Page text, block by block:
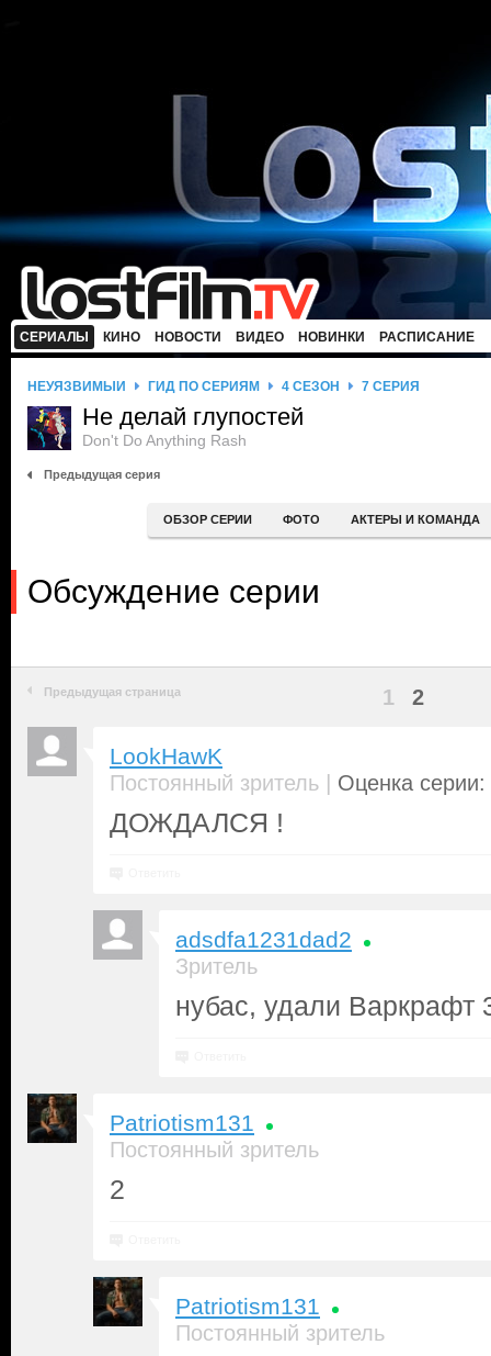
СЕРИАЛЫ КИНО НОВОСТИ ВИДЕО НОВИНКИ РАСПИСАНИЕ
НЕУЯЗВИМЫЙ ГИД ПО СЕРИЯМ 4 СЕЗОН 7 СЕРИЯ
Не делай глупостей
Don't Do Anything Rash
Предыдущая серия
ОБЗОР СЕРИИ ФОТО АКТЕРЫ И КОМАНДА
Обсуждение серии
Предыдущая страница 1 2
LookHawK
Постоянный зритель | Оценка серии:
ДОЖДАЛСЯ !
adsdfa1231dad2
Зритель
нубас, удали Варкрафт
Patriotism131
Постоянный зритель
2
Patriotism131
Постоянный зритель